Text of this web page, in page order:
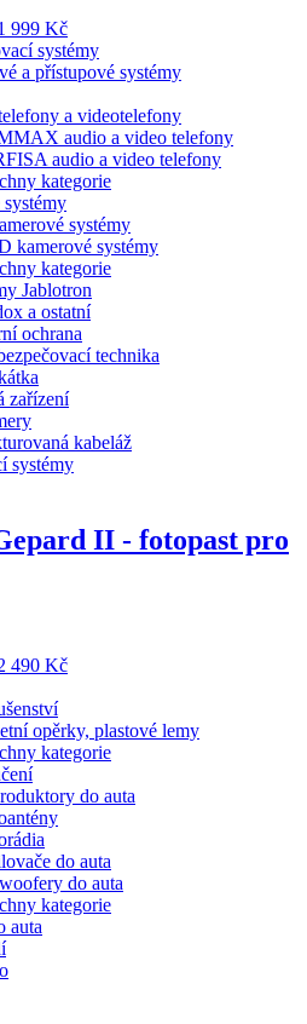
999 Kč
systémy
a přístupové systémy
a videotelefony
audio a video telefony
audio a video telefony
kategorie
systémy
kamerové systémy
kategorie
Jablotron
a ostatní
ochrana
technika
zařízení
kabeláž
systémy
II - fotopast pro
490 Kč
opěrky, plastové lemy
kategorie
do auta
do auta
do auta
kategorie
auta